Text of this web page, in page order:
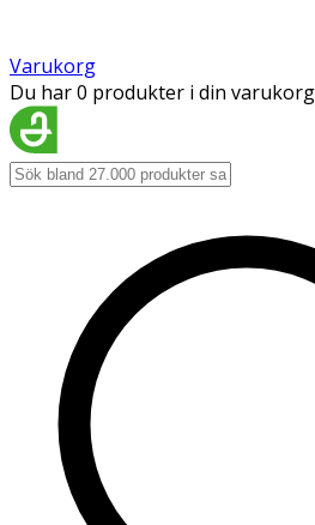
Varukorg
Du har 0 produkter i din